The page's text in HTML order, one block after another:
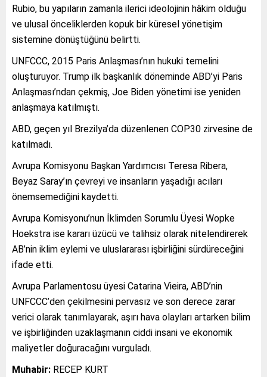
Rubio, bu yapıların zamanla ilerici ideolojinin hâkim olduğu
ve ulusal önceliklerden kopuk bir küresel yönetişim
sistemine dönüştüğünü belirtti.
UNFCCC, 2015 Paris Anlaşması’nın hukuki temelini
oluşturuyor. Trump ilk başkanlık döneminde ABD’yi Paris
Anlaşması’ndan çekmiş, Joe Biden yönetimi ise yeniden
anlaşmaya katılmıştı.
ABD, geçen yıl Brezilya’da düzenlenen COP30 zirvesine de
katılmadı.
Avrupa Komisyonu Başkan Yardımcısı Teresa Ribera,
Beyaz Saray’ın çevreyi ve insanların yaşadığı acıları
önemsemediğini kaydetti.
Avrupa Komisyonu’nun İklimden Sorumlu Üyesi Wopke
Hoekstra ise kararı üzücü ve talihsiz olarak nitelendirerek
AB’nin iklim eylemi ve uluslararası işbirliğini sürdüreceğini
ifade etti.
Avrupa Parlamentosu üyesi Catarina Vieira, ABD’nin
UNFCCC’den çekilmesini pervasız ve son derece zarar
verici olarak tanımlayarak, aşırı hava olayları artarken bilim
ve işbirliğinden uzaklaşmanın ciddi insani ve ekonomik
maliyetler doğuracağını vurguladı.
Muhabir: RECEP KURT